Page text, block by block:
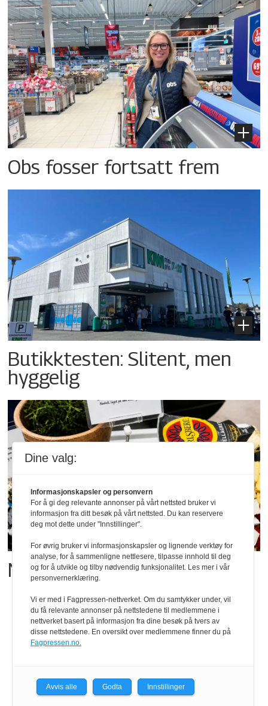
Obs fosser fortsatt frem
Butikktesten: Slitent, men
hyggelig
Matgledefinalistene er klare
Dine valg:
Informasjonskapsler og personvern
For å gi deg relevante annonser på vårt nettsted bruker vi
informasjon fra ditt besøk på vårt nettsted. Du kan reservere
deg mot dette under "Innstillinger".
For øvrig bruker vi informasjonskapsler og lignende verktøy for
analyse, for å sammenligne nettlesere, tilpasse innhold til deg
og for å utvikle og tilby nødvendig funksjonalitet. Les mer i vår
personvernerklæring.
Vi er med i Fagpressen-nettverket. Om du samtykker under, vil
du få relevante annonser på nettstedene til medlemmene i
nettverket basert på informasjon fra dine besøk på tvers av
disse nettstedene. En oversikt over medlemmene finner du på
Fagpressen.no.
Avvis alle Godta Innstillinger